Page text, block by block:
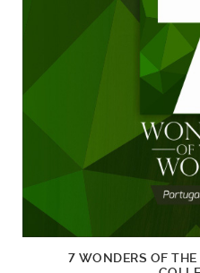
7 WONDERS OF